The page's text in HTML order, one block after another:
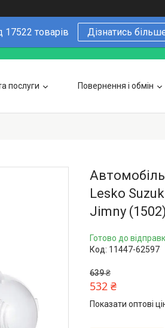
17522 товарів Дізнатись
послуги Повернення і обмін
Оптовим покупцям
Lesko
Jimny
Готово до
Код: 11447-62597
639 ₴
532 ₴
Показати оптові